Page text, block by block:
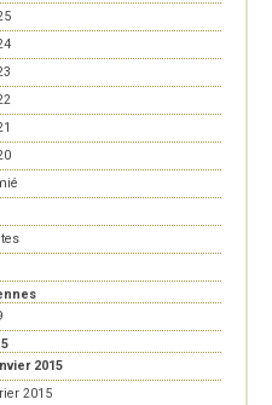
2015
2015